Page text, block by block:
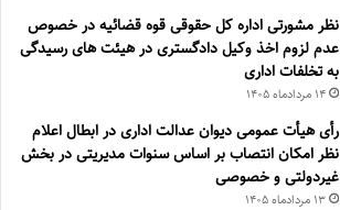
نظر مشورتی اداره کل حقوقی قوه قضائیه در خصوص
عدم لزوم اخذ وکیل دادگستری در هیئت های رسیدگی
به تخلفات اداری
۱۴ مرداد‌ماه ۱۴۰۵
رأی هیأت عمومی دیوان عدالت اداری در ابطال اعلام
نظر امکان انتصاب بر اساس سنوات مدیریتی در بخش
غیردولتی و خصوصی
۱۳ مرداد‌ماه ۱۴۰۵